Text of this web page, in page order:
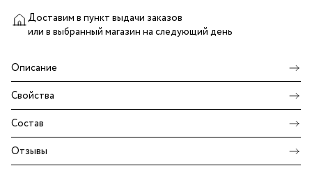
Доставим в пункт выдачи заказов
или в выбранный магазин на следующий день
Описание
Свойства
Состав
Отзывы